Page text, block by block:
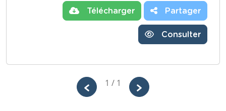
Télécharger Partager
Consulter
1 / 1